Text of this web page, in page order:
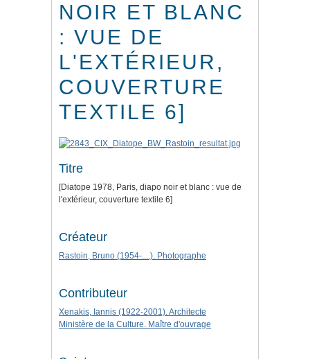
NOIR ET BLANC
: VUE DE
L'EXTÉRIEUR,
COUVERTURE
TEXTILE 6]
Titre
[Diatope 1978, Paris, diapo noir et blanc : vue de
l'extérieur, couverture textile 6]
Créateur
Rastoin, Bruno (1954-....). Photographe
Contributeur
Xenakis, Iannis (1922-2001). Architecte
Ministère de la Culture. Maître d'ouvrage